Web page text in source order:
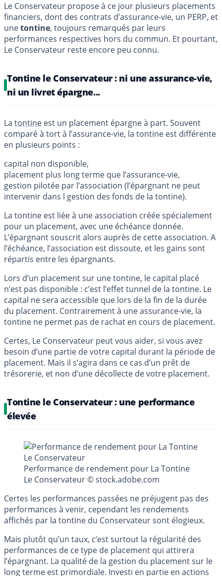
Le Conservateur propose à ce jour plusieurs placements
financiers, dont des contrats d’assurance-vie, un PERP, et
unetontine, toujours remarqués par leurs
performances respectives hors du commun. Et pourtant,
Le Conservateur reste encore peu connu.
Tontine le Conservateur : ni une assurance-vie,
ni un livret épargne...
La tontine est un placement épargne à part. Souvent
comparé à tort à l’assurance-vie, la tontine est différente
en plusieurs points :
capital non disponible,
placement plus long terme que l’assurance-vie,
gestion pilotée par l’association (l’épargnant ne peut
intervenir dans l gestion des fonds de la tontine).
La tontine est liée à une association créée spécialement
pour un placement, avec une échéance donnée.
L’épargnant souscrit alors auprès de cette association. A
l’échéance, l’association est dissoute, et les gains sont
répartis entre les épargnants.
Lors d’un placement sur une tontine, le capital placé
n’est pas disponible : c’est l’effet tunnel de la tontine. Le
capital ne sera accessible que lors de la fin de la durée
du placement. Contrairement à une assurance-vie, la
tontine ne permet pas de rachat en cours de placement.
Certes, Le Conservateur peut vous aider, si vous avez
besoin d’une partie de votre capital durant la période de
placement. Mais il s’agira dans ce cas d’un prêt de
trésorerie, et non d’une décollecte de votre placement.
Tontine le Conservateur : une performance
élevée
Performance de rendement pour La Tontine
Le Conservateur © stock.adobe.com
Certes les performances passées ne préjugent pas des
performances à venir, cependant les rendements
affichés par la tontine du Conservateur sont élogieux.
Mais plutôt qu’un taux, c’est surtout la régularité des
performances de ce type de placement qui attirera
l’épargnant. La qualité de la gestion du placement sur le
long terme est primordiale. Investi en partie en actions